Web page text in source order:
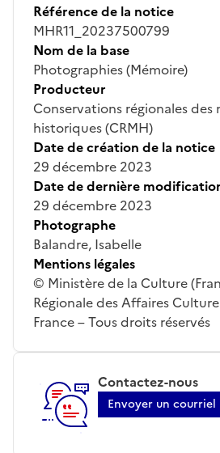
Référence de la notice
MHR11_20237500799
Nom de la base
Photographies (Mémoire)
Producteur
Conservations régionales
historiques (CRMH)
Date de création de la notice
29 décembre 2023
Date de dernière
29 décembre 2023
Photographe
Balandre, Isabelle
Mentions légales
© Ministère de la Culture
Régionale des Affaires
France – Tous droits réservés
Contactez-nous
Envoyer un courriel